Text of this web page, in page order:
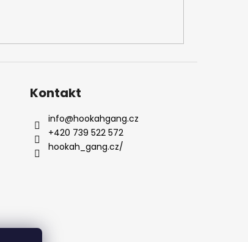
Kontakt
info@hookahgang.cz
+420 739 522 572
hookah_gang.cz/